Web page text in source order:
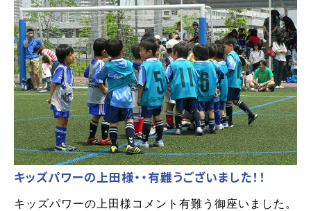
キッズパワーの上田様・・有難うございました！！
キッズパワーの上田様コメント有難う御座いました。